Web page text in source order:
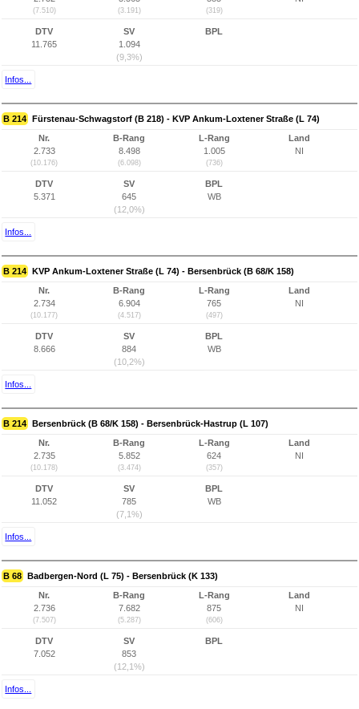
(7.510) (3.191) (319)
DTV
11.765
SV
1.094
(9,3%)
BPL
Infos...
B 214 Fürstenau-Schwagstorf (B 218) - KVP Ankum-Loxtener Straße (L 74)
Nr.
2.733
(10.176)
B-Rang
8.498
(6.098)
L-Rang
1.005
(736)
Land
NI
DTV
5.371
SV
645
(12,0%)
BPL
WB
Infos...
B 214 KVP Ankum-Loxtener Straße (L 74) - Bersenbrück (B 68/K 158)
Nr.
2.734
(10.177)
B-Rang
6.904
(4.517)
L-Rang
765
(497)
Land
NI
DTV
8.666
SV
884
(10,2%)
BPL
WB
Infos...
B 214 Bersenbrück (B 68/K 158) - Bersenbrück-Hastrup (L 107)
Nr.
2.735
(10.178)
B-Rang
5.852
(3.474)
L-Rang
624
(357)
Land
NI
DTV
11.052
SV
785
(7,1%)
BPL
WB
Infos...
B 68 Badbergen-Nord (L 75) - Bersenbrück (K 133)
Nr.
2.736
(7.507)
B-Rang
7.682
(5.287)
L-Rang
875
(606)
Land
NI
DTV
7.052
SV
853
(12,1%)
BPL
Infos...